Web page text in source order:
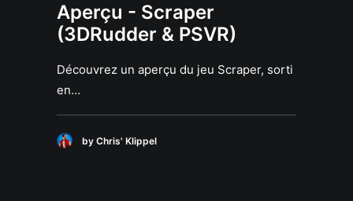
Aperçu - Scraper
(3DRudder & PSVR)
Découvrez un aperçu du jeu Scraper, sorti
en…
by Chris' Klippel